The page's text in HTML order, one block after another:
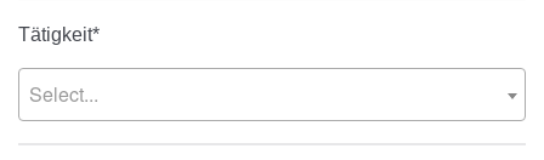
Tätigkeit*
Select...